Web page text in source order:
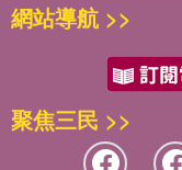
網站導航 >>
聚焦三民 >>